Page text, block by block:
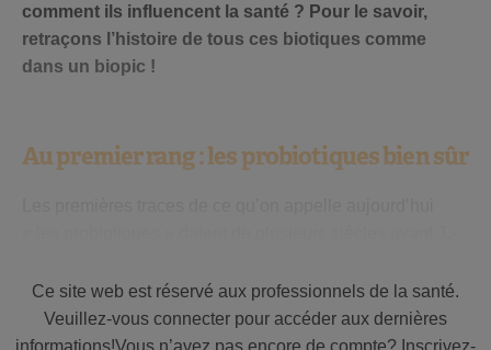
comment ils influencent la santé ? Pour le savoir,
retraçons l’histoire de tous ces biotiques comme
dans un biopic !
Au premier rang : les probiotiques bien sûr
résultaient déjà de l’association de bactéries lactiques et
de levures. Mais ce n’est qu’au 19 ème siècle, grâce à
Louis Pasteur, que la science a découvert le rôle des
Ce site web est réservé aux professionnels de la santé.
Veuillez-vous connecter pour accéder aux dernières
informations!Vous n’avez pas encore de compte? Inscrivez-